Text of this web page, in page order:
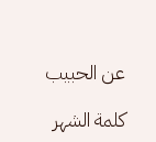
Footer menu
عن الحبيب
كلمة الشهر